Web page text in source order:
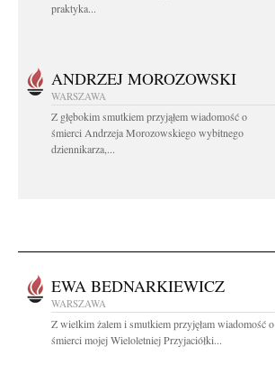
praktyka...
ANDRZEJ MOROZOWSKI
WARSZAWA
Z głębokim smutkiem przyjąłem wiadomość o
śmierci Andrzeja Morozowskiego wybitnego
dziennikarza,...
EWA BEDNARKIEWICZ
WARSZAWA
Z wielkim żalem i smutkiem przyjęłam wiadomość o
śmierci mojej Wieloletniej Przyjaciółki...